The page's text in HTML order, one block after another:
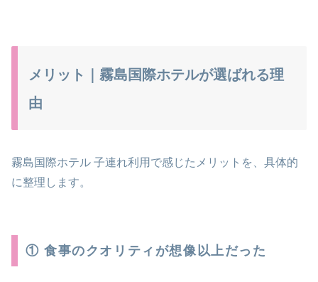
メリット｜霧島国際ホテルが選ばれる理
由
霧島国際ホテル 子連れ利用で感じたメリットを、具体的
に整理します。
① 食事のクオリティが想像以上だった